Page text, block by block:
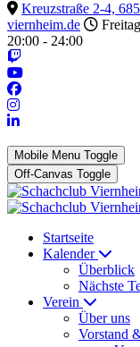
Kreuzstraße 2-4,
viernheim.de
20:00 - 24:00
Mobile Menu Toggle
Off-Canvas Toggle
Startseite
Kalender
Überblick
Nächste
Verein
Über uns
Vorstand